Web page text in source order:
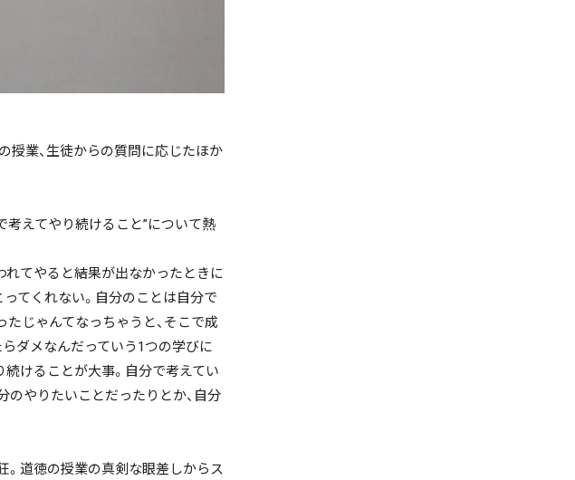
業、生徒からの質問に応じたほか
考えてやり続けること”について熱
れてやると結果が出なかったときに
てくれない。自分のことは自分で
じゃんてなっちゃうと、そこで成
ダメなんだっていう1つの学びに
けることが大事。自分で考えてい
やりたいことだったりとか、自分
。道徳の授業の真剣な眼差しからス